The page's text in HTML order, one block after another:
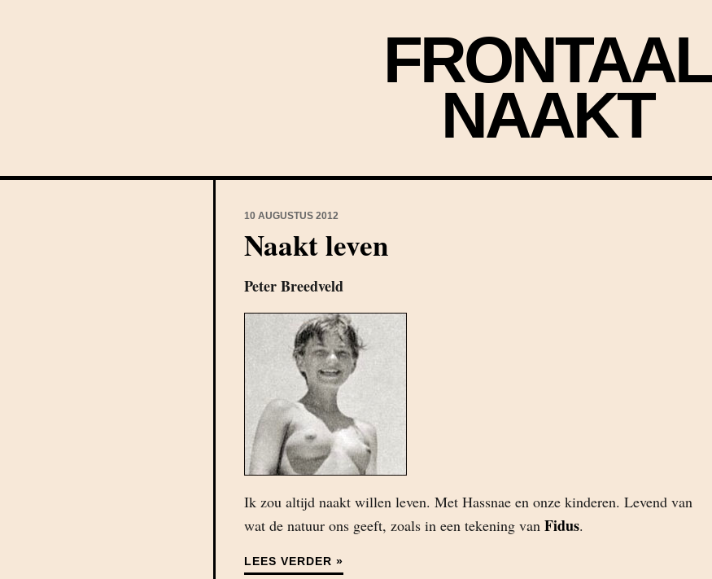
FRONTAAL
NAAKT
10 AUGUSTUS 2012
Naakt leven
Peter Breedveld
Ik zou altijd naakt willen leven. Met Hassnae en onze kinderen. Levend van
wat de natuur ons geeft, zoals in een tekening van Fidus.
LEES VERDER »